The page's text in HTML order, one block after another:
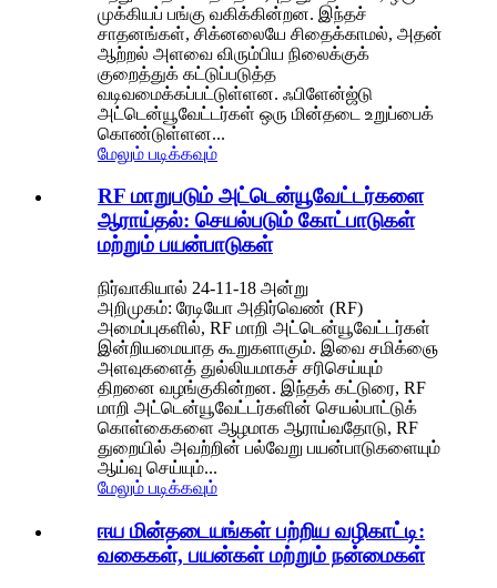
முக்கியப் பங்கு வகிக்கின்றன. இந்தச்
சாதனங்கள், சிக்னலையே சிதைக்காமல், அதன்
ஆற்றல் அளவை விரும்பிய நிலைக்குக்
குறைத்துக் கட்டுப்படுத்த
வடிவமைக்கப்பட்டுள்ளன. ஃபிளேன்ஜ்டு
அட்டென்யூவேட்டர்கள் ஒரு மின்தடை உறுப்பைக்
கொண்டுள்ளன...
மேலும் படிக்கவும்
RF மாறுபடும் அட்டென்யூவேட்டர்களை
ஆராய்தல்: செயல்படும் கோட்பாடுகள்
மற்றும் பயன்பாடுகள்
நிர்வாகியால் 24-11-18 அன்று
அறிமுகம்: ரேடியோ அதிர்வெண் (RF)
அமைப்புகளில், RF மாறி அட்டென்யூவேட்டர்கள்
இன்றியமையாத கூறுகளாகும். இவை சமிக்ஞை
அளவுகளைத் துல்லியமாகச் சரிசெய்யும்
திறனை வழங்குகின்றன. இந்தக் கட்டுரை, RF
மாறி அட்டென்யூவேட்டர்களின் செயல்பாட்டுக்
கொள்கைகளை ஆழமாக ஆராய்வதோடு, RF
துறையில் அவற்றின் பல்வேறு பயன்பாடுகளையும்
ஆய்வு செய்யும்...
மேலும் படிக்கவும்
ஈய மின்தடையங்கள் பற்றிய வழிகாட்டி:
வகைகள், பயன்கள் மற்றும் நன்மைகள்